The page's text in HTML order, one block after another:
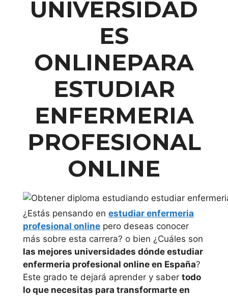
UNIVERSIDAD
ES
ONLINEPARA
ESTUDIAR
ENFERMERIA
PROFESIONAL
ONLINE
¿Estás pensando en estudiar enfermeria
profesional online pero deseas conocer
más sobre esta carrera? o bien ¿Cuáles son
las mejores universidades dónde estudiar
enfermeria profesional online en España?
Este grado te dejará aprender y saber todo
lo que necesitas para transformarte en